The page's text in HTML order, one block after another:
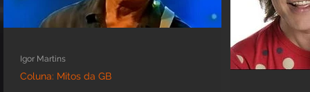
Coluna: Mitos da GB
Igor Martins